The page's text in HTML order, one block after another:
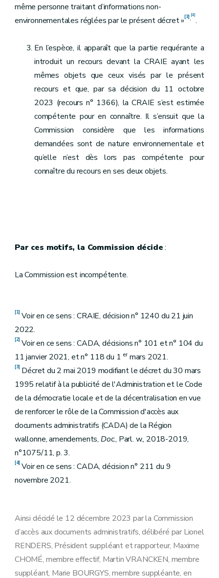
même personne traitant d’informations non-
environnementales réglées par le présent décret »[3], [4]
.
En l’espèce, il apparaît que la partie requérante a
introduit un recours devant la CRAIE ayant les
mêmes objets que ceux visés par le présent
recours et que, par sa décision du 11 octobre
2023 (recours n° 1366), la CRAIE s’est estimée
compétente pour en connaître. Il s’ensuit que la
Commission considère que les informations
demandées sont de nature environnementale et
qu’elle n’est dès lors pas compétente pour
connaître du recours en ses deux objets.
Par ces motifs, la Commission décide:
La Commission est incompétente.
[1] Voir en ce sens : CRAIE, décision n° 1240 du 21 juin
2022.
[2] Voir en ce sens : CADA, décisions n° 101 et n° 104 du
11 janvier 2021, et n° 118 du 1 ermars 2021.
[3] Décret du 2 mai 2019 modifiant le décret du 30 mars
1995 relatif à la publicité de l'Administration et le Code
de la démocratie locale et de la décentralisation en vue
de renforcer le rôle de la Commission d'accès aux
documents administratifs (CADA) de la Région
wallonne, amendements, Doc., Parl. w., 2018-2019,
n°1075/11, p. 3.
[4] Voir en ce sens : CADA, décision n° 211 du 9
novembre 2021.
Ainsi décidé le 12 décembre 2023 par la Commission
d’accès aux documents administratifs, délibéré par Lionel
RENDERS, Président suppléant et rapporteur, Maxime
CHOMÉ, membre effectif, Martin VRANCKEN, membre
suppléant, Marie BOURGYS, membre suppléante, en